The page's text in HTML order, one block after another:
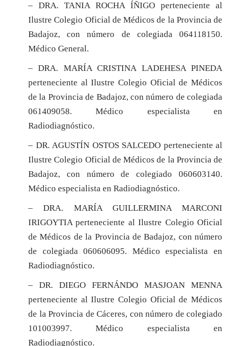
– DRA. TANIA ROCHA ÍÑIGO perteneciente al
Ilustre Colegio Oficial de Médicos de la Provincia de
Badajoz, con número de colegiada 064118150.
Médico General.
– DRA. MARÍA CRISTINA LADEHESA PINEDA
perteneciente al Ilustre Colegio Oficial de Médicos
de la Provincia de Badajoz, con número de colegiada
061409058. Médico especialista en
Radiodiagnóstico.
– DR. AGUSTÍN OSTOS SALCEDO perteneciente al
Ilustre Colegio Oficial de Médicos de la Provincia de
Badajoz, con número de colegiado 060603140.
Médico especialista en Radiodiagnóstico.
– DRA. MARÍA GUILLERMINA MARCONI
IRIGOYTIA perteneciente al Ilustre Colegio Oficial
de Médicos de la Provincia de Badajoz, con número
de colegiada060606095. Médico especialista en
Radiodiagnóstico.
– DR. DIEGO FERNÁNDO MASJOAN MENNA
perteneciente al Ilustre Colegio Oficial de Médicos
de la Provincia de Cáceres, con número de colegiado
101003997. Médico especialista en
Radiodiagnóstico.